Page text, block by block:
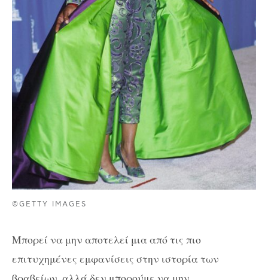
©GETTY IMAGES
Μπορεί να μην αποτελεί μια από τις πιο
επιτυχημένες εμφανίσεις στην ιστορία των